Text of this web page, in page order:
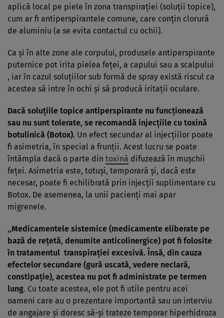
aplică local pe piele în zona transpiraţiei (soluţii topice),
cum ar fi antiperspirantele comune, care conţin clorură
de aluminiu (a se evita contactul cu ochii).
Ca şi în alte zone ale corpului, produsele antiperspirante
puternice pot irita pielea feţei, a capului sau a scalpului
, iar în cazul soluţiilor sub formă de spray există riscul ca
acestea să intre în ochi şi să producă iritaţii oculare.
Dacă soluţiile topice antiperspirante nu funcţionează
sau nu sunt tolerate, se recomandă injecţiile cu toxină
botulinică (Botox). Un efect secundar al injecţiilor poate
fi asimetria, în special a frunţii. Acest lucru se poate
întâmpla dacă o parte din toxină difuzează în muşchii
feţei. Asimetria este, totuşi, temporară şi, dacă este
necesar, poate fi echilibrată prin injecţii suplimentare cu
Botox. De asemenea, la unii pacienţi mai apar
migrenele.
,,Medicamentele sistemice (medicamente eliberate pe
bază de reţetă, denumite anticolinergice) pot fi folosite
în tratamentul transpiraţiei excesivă. Însă, din cauza
efectelor secundare (gură uscată, vedere neclară,
constipaţie), acestea nu pot fi administrate pe termen
lung. Cu toate acestea, ele pot fi utile pentru acei
oameni care au o prezentare importantă sau un interviu
de angajare şi doresc să-şi trateze temporar hiperhidroza